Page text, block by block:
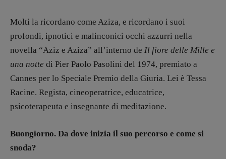
Molti la ricordano come Aziza, e ricordano i suoi
profondi, ipnotici e malinconici occhi azzurri nella
novella “Aziz e Aziza” all’interno de Il fiore delle Mille e
una notte di Pier Paolo Pasolini del 1974, premiato a
Cannes per lo Speciale Premio della Giuria. Lei è Tessa
Racine. Regista, cineoperatrice, educatrice,
psicoterapeuta e insegnante di meditazione.
Buongiorno. Da dove inizia il suo percorso e come si
snoda?